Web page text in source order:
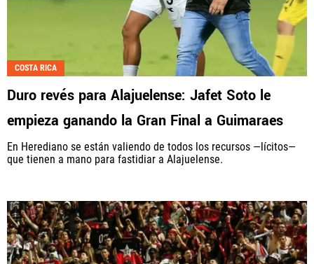
COSTA RICA
Duro revés para Alajuelense: Jafet Soto le
empieza ganando la Gran Final a Guimaraes
En Herediano se están valiendo de todos los recursos —lícitos—
que tienen a mano para fastidiar a Alajuelense.